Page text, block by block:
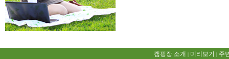
캠핑장 소개 | 미리보기 | 주